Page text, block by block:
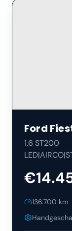
Ford
1.6 ST200
136.700 km